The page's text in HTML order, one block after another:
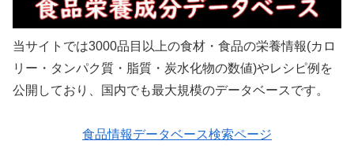
当サイトでは3000品目以上の食材・食品の栄養情報(カロ
リー・タンパク質・脂質・炭水化物の数値)やレシピ例を
公開しており、国内でも最大規模のデータベースです。
食品情報データベース検索ページ